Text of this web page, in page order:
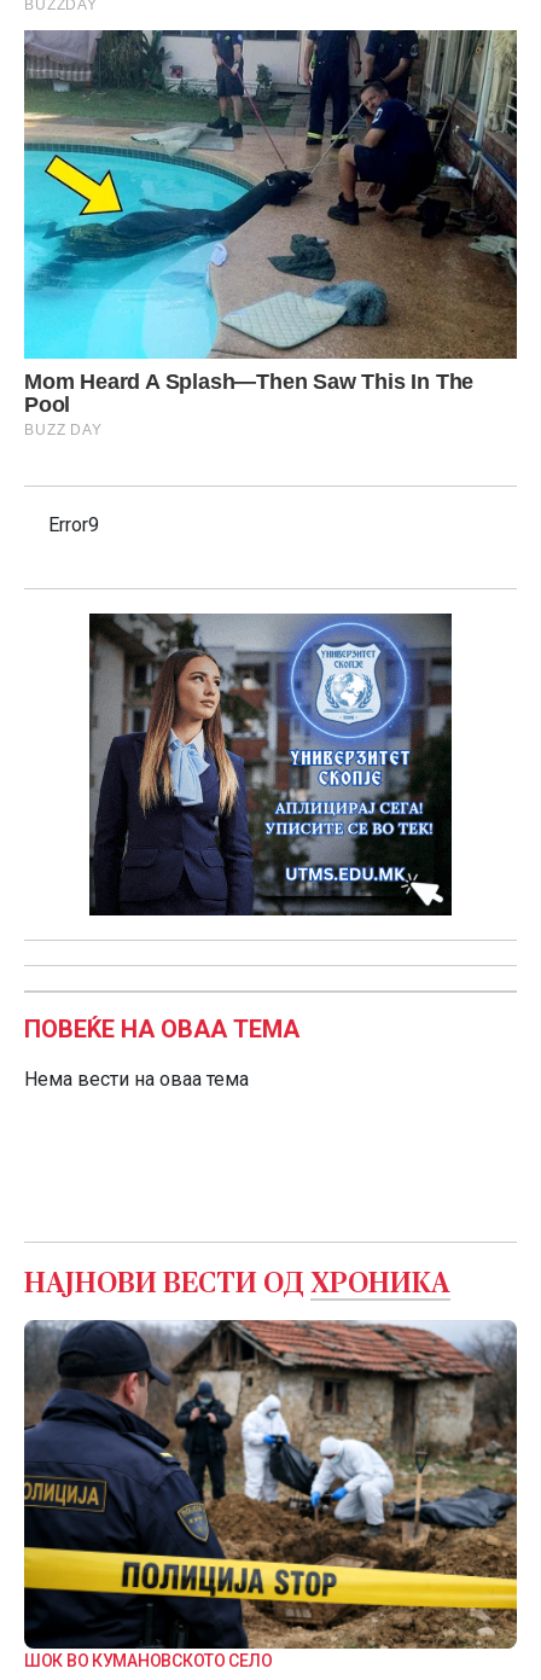
Error9
ПОВЕЌЕ НА ОВАА ТЕМА
Нема вести на оваа тема
НАЈНОВИ ВЕСТИ ОД ХРОНИКА
ШОК ВО КУМАНОВСКОТО СЕЛО